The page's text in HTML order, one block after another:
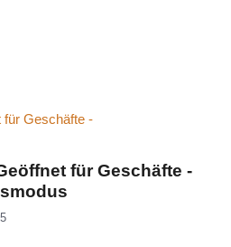
für Geschäfte -